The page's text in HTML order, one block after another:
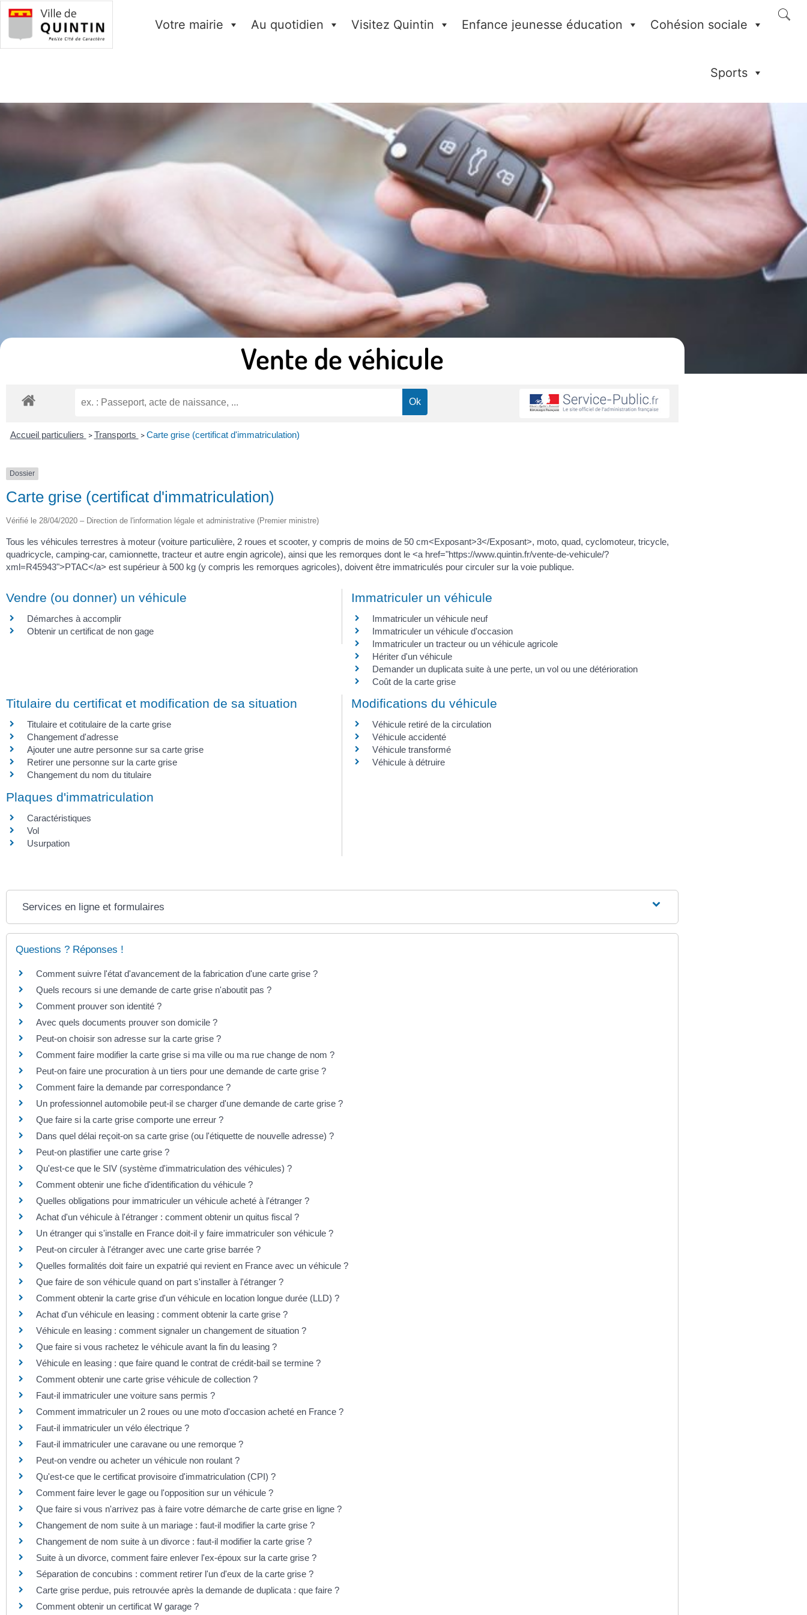
Votre mairie Au quotidien Visitez Quintin Enfance jeunesse éducation Cohésion sociale
Sports
Vente de véhicule
Accueil particuliers > Transports > Carte grise (certificat d'immatriculation)
Dossier
Carte grise (certificat d'immatriculation)
Vérifié le 28/04/2020 – Direction de l'information légale et administrative (Premier ministre)
Tous les véhicules terrestres à moteur (voiture particulière, 2 roues et scooter, y compris de moins de 50 cm<Exposant>3</Exposant>, moto, quad, cyclomoteur, tricycle,
quadricycle, camping-car, camionnette, tracteur et autre engin agricole), ainsi que les remorques dont le <a href="https://www.quintin.fr/vente-de-vehicule/?
xml=R45943">PTAC</a> est supérieur à 500 kg (y compris les remorques agricoles), doivent être immatriculés pour circuler sur la voie publique.
Vendre (ou donner) un véhicule
Démarches à accomplir
Obtenir un certificat de non gage
Immatriculer un véhicule
Immatriculer un véhicule neuf
Immatriculer un véhicule d'occasion
Immatriculer un tracteur ou un véhicule agricole
Hériter d'un véhicule
Demander un duplicata suite à une perte, un vol ou une détérioration
Coût de la carte grise
Titulaire du certificat et modification de sa situation
Titulaire et cotitulaire de la carte grise
Changement d'adresse
Ajouter une autre personne sur sa carte grise
Retirer une personne sur la carte grise
Changement du nom du titulaire
Modifications du véhicule
Véhicule retiré de la circulation
Véhicule accidenté
Véhicule transformé
Véhicule à détruire
Plaques d'immatriculation
Caractéristiques
Vol
Usurpation
Services en ligne et formulaires
Questions ? Réponses !
Comment suivre l'état d'avancement de la fabrication d'une carte grise ?
Quels recours si une demande de carte grise n'aboutit pas ?
Comment prouver son identité ?
Avec quels documents prouver son domicile ?
Peut-on choisir son adresse sur la carte grise ?
Comment faire modifier la carte grise si ma ville ou ma rue change de nom ?
Peut-on faire une procuration à un tiers pour une demande de carte grise ?
Comment faire la demande par correspondance ?
Un professionnel automobile peut-il se charger d'une demande de carte grise ?
Que faire si la carte grise comporte une erreur ?
Dans quel délai reçoit-on sa carte grise (ou l'étiquette de nouvelle adresse) ?
Peut-on plastifier une carte grise ?
Qu'est-ce que le SIV (système d'immatriculation des véhicules) ?
Comment obtenir une fiche d'identification du véhicule ?
Quelles obligations pour immatriculer un véhicule acheté à l'étranger ?
Achat d'un véhicule à l'étranger : comment obtenir un quitus fiscal ?
Un étranger qui s'installe en France doit-il y faire immatriculer son véhicule ?
Peut-on circuler à l'étranger avec une carte grise barrée ?
Quelles formalités doit faire un expatrié qui revient en France avec un véhicule ?
Que faire de son véhicule quand on part s'installer à l'étranger ?
Comment obtenir la carte grise d'un véhicule en location longue durée (LLD) ?
Achat d'un véhicule en leasing : comment obtenir la carte grise ?
Véhicule en leasing : comment signaler un changement de situation ?
Que faire si vous rachetez le véhicule avant la fin du leasing ?
Véhicule en leasing : que faire quand le contrat de crédit-bail se termine ?
Comment obtenir une carte grise véhicule de collection ?
Faut-il immatriculer une voiture sans permis ?
Comment immatriculer un 2 roues ou une moto d'occasion acheté en France ?
Faut-il immatriculer un vélo électrique ?
Faut-il immatriculer une caravane ou une remorque ?
Peut-on vendre ou acheter un véhicule non roulant ?
Qu'est-ce que le certificat provisoire d'immatriculation (CPI) ?
Comment faire lever le gage ou l'opposition sur un véhicule ?
Que faire si vous n'arrivez pas à faire votre démarche de carte grise en ligne ?
Changement de nom suite à un mariage : faut-il modifier la carte grise ?
Changement de nom suite à un divorce : faut-il modifier la carte grise ?
Suite à un divorce, comment faire enlever l'ex-époux sur la carte grise ?
Séparation de concubins : comment retirer l'un d'eux de la carte grise ?
Carte grise perdue, puis retrouvée après la demande de duplicata : que faire ?
Comment obtenir un certificat W garage ?